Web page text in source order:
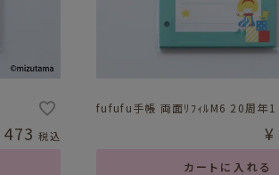
473 税込
fufufu手帳 両面ﾘﾌｨﾙM6 20周年1
カートに入れる
¥